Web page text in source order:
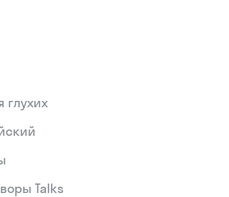
глухих
Talks